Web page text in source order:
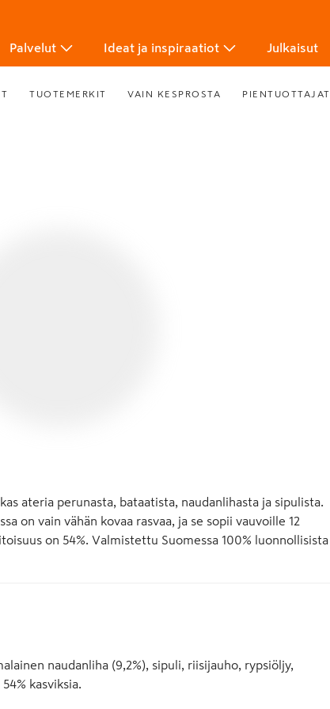
Palvelut Ideat ja inspiraatiot Julkaisut
TUOTEMERKIT VAIN KESPROSTA PIENTUOTTAJAT
ateria perunasta, bataatista, naudanlihasta ja sipulista.
on vain vähän kovaa rasvaa, ja se sopii vauvoille 12
on 54%. Valmistettu Suomessa 100% luonnollisista
naudanliha (9,2%), sipuli, riisijauho, rypsiöljy,
kasviksia.